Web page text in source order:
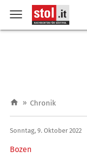
» Chronik
Bozen
Sonntag, 9. Oktober 2022